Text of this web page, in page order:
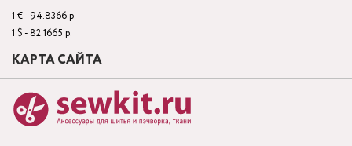
1 € - 94.8366 р.
1 $ - 82.1665 р.
КАРТА САЙТА